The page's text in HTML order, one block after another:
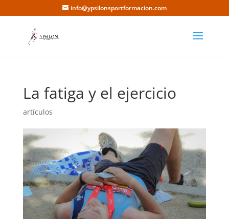
info@ypsilonsportformacion.com
La fatiga y el ejercicio
artículos